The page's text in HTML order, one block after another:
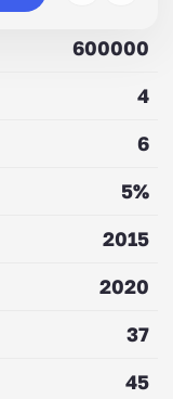
600000
4
6
5%
2015
2020
37
45